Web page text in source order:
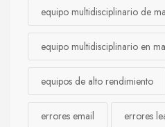
equipo multidisciplinario de
equipo multidisciplinario en
equipos de alto rendimiento
errores email errores